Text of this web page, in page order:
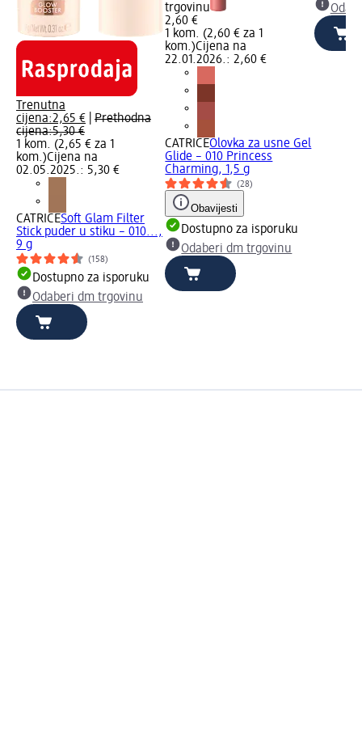
Trenutna
cijena:2,65 €
Prethodna
cijena:5,30 €
1 kom. (2,65 € za 1
kom.)Cijena na
02.05.2025.: 5,30 €
CATRICESoft Glam Filter
Stick puder u stiku – 010...,
9 g
(158)
Dostupno za isporuku
Odaberi dm trgovinu
trgovinu
2,60 €
1 kom. (2,60 € za 1
kom.)Cijena na
22.01.2026.: 2,60 €
CATRICEOlovka za usne Gel
Glide – 010 Princess
Charming, 1,5 g
(28)
Obavijesti
Dostupno za isporuku
Odaberi dm trgovinu